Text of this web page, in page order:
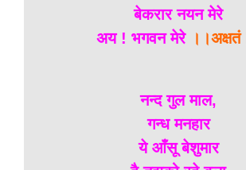
बेकरार नयन मेरे
अय ! भगवन मेरे
नन्द गुल माल,
गन्ध मनहार
ये आँसू बेशुमार